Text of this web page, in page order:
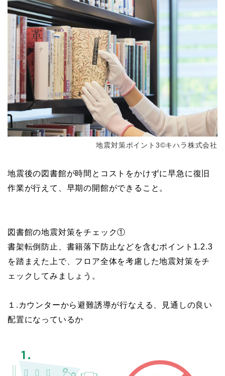
地震対策ポイント3©キハラ株式会社
地震後の図書館が時間とコストをかけずに早急に復旧
作業が行えて、早期の開館ができること。
図書館の地震対策をチェック①
書架転倒防止、書籍落下防止などを含むポイント1.2.3
を踏まえた上で、フロア全体を考慮した地震対策をチ
ェックしてみましょう。
１.カウンターから避難誘導が行なえる、見通しの良い
配置になっているか